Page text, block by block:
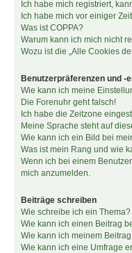
Ich habe mich registriert,
Ich habe mich vor einiger
Was ist COPPA?
Warum kann ich mich nicht
Wozu ist die „Alle Cookies
Benutzerpräferenzen und -
Wie kann ich meine
Die Forenuhr geht falsch!
Ich habe die Zeitzone
Meine Sprache steht auf
Wie kann ich ein Bild bei
Was ist mein Rang und wie
Wenn ich bei einem
mich anzumelden.
Beiträge schreiben
Wie schreibe ich ein Thema?
Wie kann ich einen Beitrag
Wie kann ich meinem
Wie kann ich eine Umfrage